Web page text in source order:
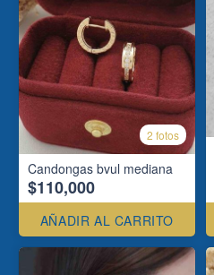
2 fotos
Candongas bvul mediana
$110,000
AÑADIR AL CARRITO